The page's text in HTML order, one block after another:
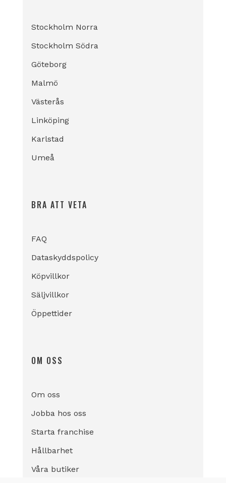
Stockholm Norra
Stockholm Södra
Göteborg
Malmö
Västerås
Linköping
Karlstad
Umeå
BRA ATT VETA
FAQ
Dataskyddspolicy
Köpvillkor
Säljvillkor
Öppettider
OM OSS
Om oss
Jobba hos oss
Starta franchise
Hållbarhet
Våra butiker